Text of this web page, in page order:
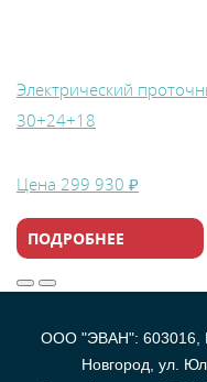
Электрический
30+24+18
Цена 299 930 ₽
ПОДРОБНЕЕ
ООО "ЭВАН": 603016,
Новгород, ул.